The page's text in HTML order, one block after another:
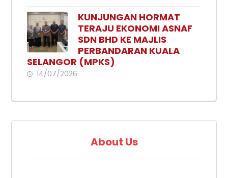
KUNJUNGAN HORMAT
TERAJU EKONOMI ASNAF
SDN BHD KE MAJLIS
PERBANDARAN KUALA
SELANGOR (MPKS)
14/07/2026
About Us